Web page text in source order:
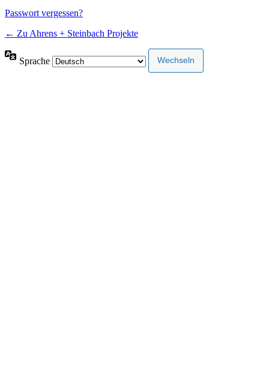
Passwort vergessen?
← Zu Ahrens + Steinbach Projekte
Sprache